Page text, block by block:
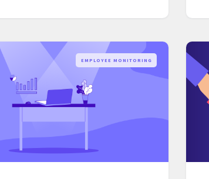
EMPLOYEE MONITORING